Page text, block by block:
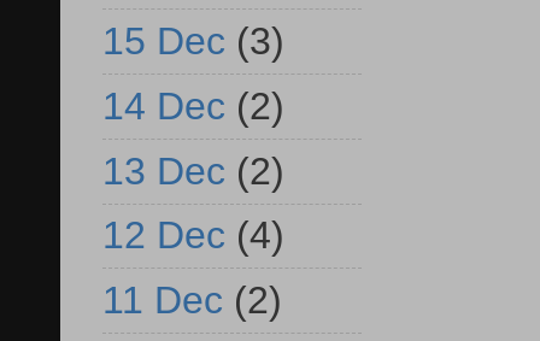
15 Dec (3)
14 Dec (2)
13 Dec (2)
12 Dec (4)
11 Dec (2)